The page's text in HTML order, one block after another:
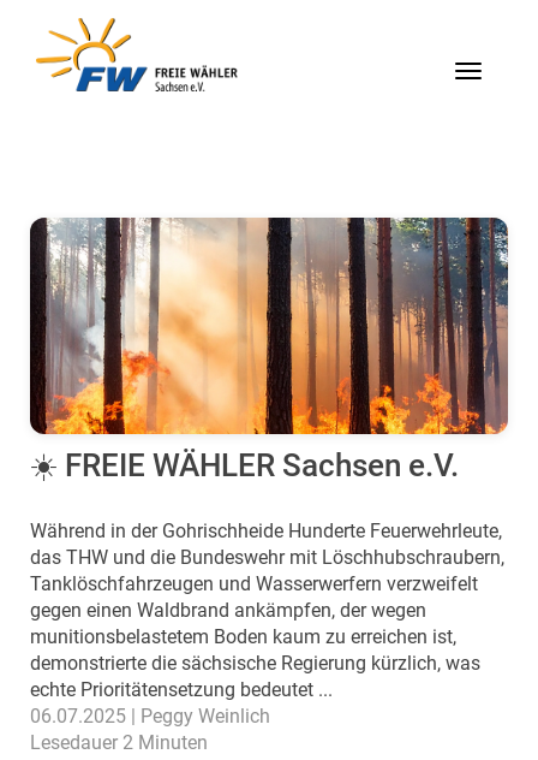
Menü
☀️ FREIE WÄHLER Sachsen e.V.
Während in der Gohrischheide Hunderte Feuerwehrleute,
das THW und die Bundeswehr mit Löschhubschraubern,
Tanklöschfahrzeugen und Wasserwerfern verzweifelt
gegen einen Waldbrand ankämpfen, der wegen
munitionsbelastetem Boden kaum zu erreichen ist,
demonstrierte die sächsische Regierung kürzlich, was
echte Prioritätensetzung bedeutet ...
06.07.2025 | Peggy Weinlich
Lesedauer 2 Minuten